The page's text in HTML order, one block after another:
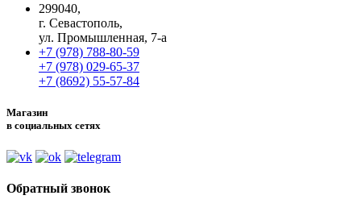
299040,
г. Севастополь,
ул. Промышленная, 7-а
+7 (978) 788-80-59
+7 (978) 029-65-37
+7 (8692) 55-57-84
Магазин
в социальных сетях
Обратный звонок